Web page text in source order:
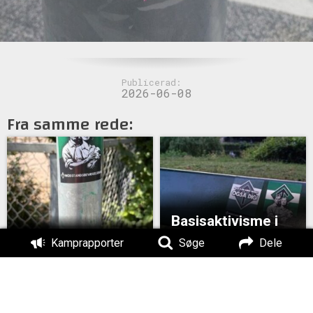
Kamprapporter Søge Dele
Publicerad:
2026-06-08
Fra samme rede:
Aktivisme i Jægersborg
Basisaktivisme i
København